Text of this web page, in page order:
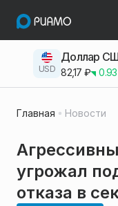
USD
Доллар
82,17 ₽ 0.93
Главная Новости
угрожал
отказа в